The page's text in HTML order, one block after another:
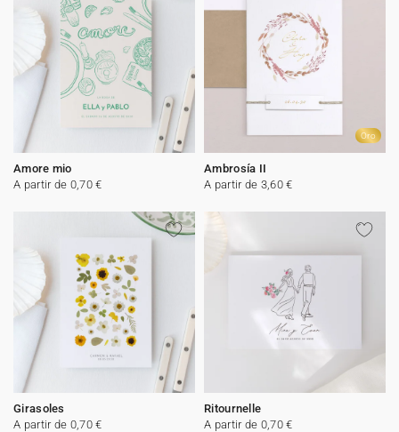
Amore mio
A partir de 0,70 €
Oro
Ambrosía II
A partir de 3,60 €
Girasoles
A partir de 0,70 €
Ritournelle
A partir de 0,70 €